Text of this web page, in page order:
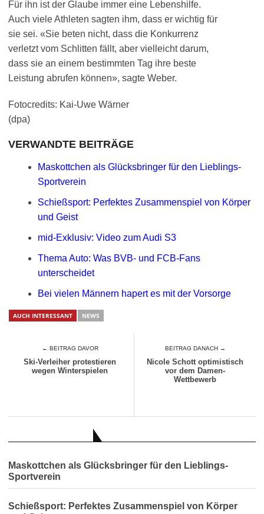
Für ihn ist der Glaube immer eine Lebenshilfe.
Auch viele Athleten sagten ihm, dass er wichtig für
sie sei. «Sie beten nicht, dass die Konkurrenz
verletzt vom Schlitten fällt, aber vielleicht darum,
dass sie an einem bestimmten Tag ihre beste
Leistung abrufen können», sagte Weber.
Fotocredits: Kai-Uwe Wärner
(dpa)
VERWANDTE BEITRÄGE
Maskottchen als Glücksbringer für den Lieblings-
Sportverein
Schießsport: Perfektes Zusammenspiel von Körper
und Geist
mid-Exklusiv: Video zum Audi S3
Thema Auto: Was BVB- und FCB-Fans
unterscheidet
Bei vielen Männern hapert es mit der Vorsorge
AUCH INTERESSANT NEWS
← BEITRAG DAVOR
Ski-Verleiher protestieren
wegen Winterspielen
BEITRAG DANACH →
Nicole Schott optimistisch
vor dem Damen-
Wettbewerb
Maskottchen als Glücksbringer für den Lieblings-
Sportverein
Schießsport: Perfektes Zusammenspiel von Körper